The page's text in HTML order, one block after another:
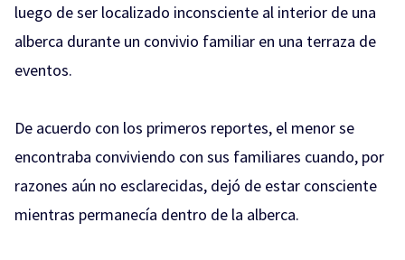
luego de ser localizado inconsciente al interior de una
alberca durante un convivio familiar en una terraza de
eventos.
De acuerdo con los primeros reportes, el menor se
encontraba conviviendo con sus familiares cuando, por
razones aún no esclarecidas, dejó de estar consciente
mientras permanecía dentro de la alberca.